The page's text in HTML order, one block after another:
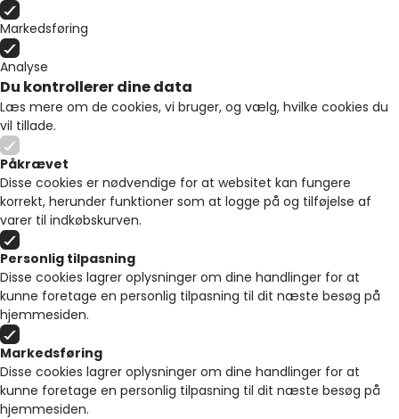
Markedsføring
Analyse
Du kontrollerer dine data
Læs mere om de cookies, vi bruger, og vælg, hvilke cookies du
vil tillade.
Påkrævet
Disse cookies er nødvendige for at websitet kan fungere
korrekt, herunder funktioner som at logge på og tilføjelse af
varer til indkøbskurven.
Personlig tilpasning
Disse cookies lagrer oplysninger om dine handlinger for at
kunne foretage en personlig tilpasning til dit næste besøg på
hjemmesiden.
Markedsføring
Disse cookies lagrer oplysninger om dine handlinger for at
kunne foretage en personlig tilpasning til dit næste besøg på
hjemmesiden.